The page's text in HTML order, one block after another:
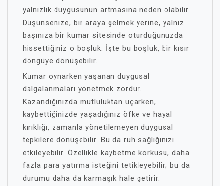
yalnızlık duygusunun artmasına neden olabilir.
Düşünsenize, bir araya gelmek yerine, yalnız
başınıza bir kumar sitesinde oturduğunuzda
hissettiğiniz o boşluk. İşte bu boşluk, bir kısır
döngüye dönüşebilir.
Kumar oynarken yaşanan duygusal
dalgalanmaları yönetmek zordur.
Kazandığınızda mutluluktan uçarken,
kaybettiğinizde yaşadığınız öfke ve hayal
kırıklığı, zamanla yönetilemeyen duygusal
tepkilere dönüşebilir. Bu da ruh sağlığınızı
etkileyebilir. Özellikle kaybetme korkusu, daha
fazla para yatırma isteğini tetikleyebilir; bu da
durumu daha da karmaşık hale getirir.